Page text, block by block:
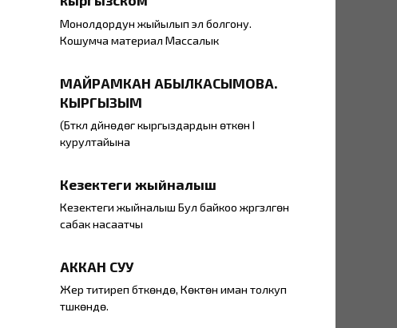
Монолдордун жыйылып эл болгону.
Кошумча материал Массалык
МАЙРАМКАН АБЫЛКАСЫМОВА.
КЫРГЫЗЫМ
(Бүткүл дүйнөдөгү кыргыздардын өткөн I
курултайына
Кезектеги жыйналыш
Кезектеги жыйналыш Бул байкоо жүргүзүлгөн
сабак насаатчы
АККАН СУУ
Жер титиреп бүткөндө, Көктөн иман толкуп
түшкөндө.